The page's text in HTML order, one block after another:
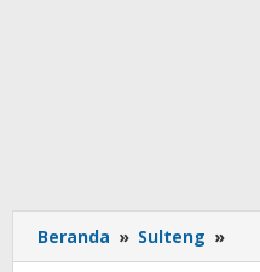
Beranda » Sulteng »
GNI